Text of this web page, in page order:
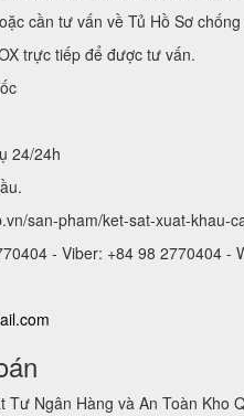
cần tư vấn về Tủ Hồ Sơ
trực tiếp để được tư vấn.
24/24h
san-pham/ket-sat-xuat-khau-
- Viber: +84 98 2770404 -
Tư Ngân Hàng và An Toàn Kho